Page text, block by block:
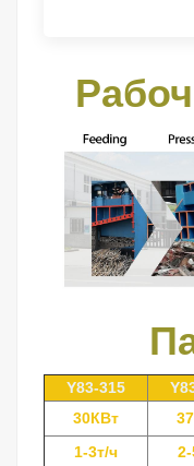
Y83-315
30КВт
1-3т/ч